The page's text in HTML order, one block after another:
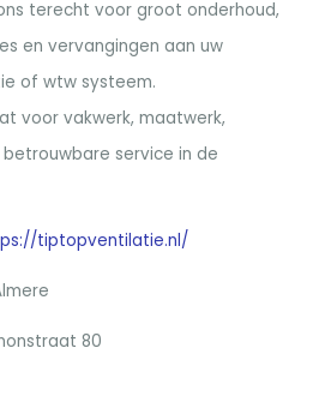
terecht voor groot onderhoud,
en vervangingen aan uw
of wtw systeem.
voor vakwerk, maatwerk,
service in de
tiptopventilatie.nl/
80